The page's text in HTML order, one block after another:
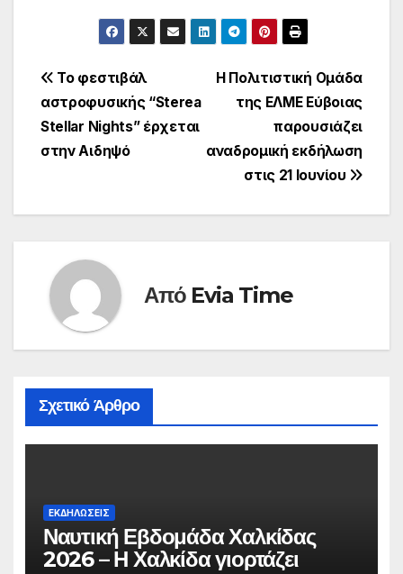
Πλοήγηση
άρθρων
Η Πολιτιστική Ομάδα
της ΕΛΜΕ Εύβοιας
παρουσιάζει
αναδρομική εκδήλωση
στις 21 Ιουνίου
Το φεστιβάλ
αστροφυσικής “Sterea
Stellar Nights” έρχεται
στην Αιδηψό
Από Evia Time
Σχετικό Άρθρο
ΕΚΔΗΛΩΣΕΙΣ
Ναυτική Εβδομάδα Χαλκίδας
2026 – Η Χαλκίδα γιορτάζει